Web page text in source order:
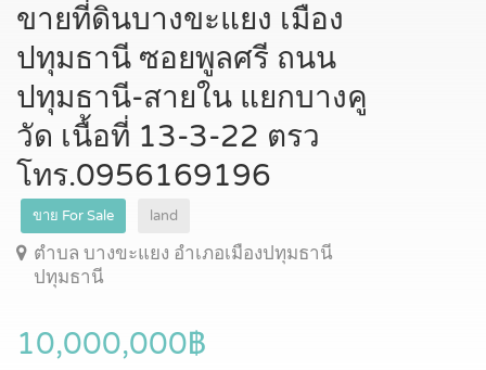
ขายที่ดินบางขะแยง เมือง
ปทุมธานี ซอยพูลศรี ถนน
ปทุมธานี-สายใน แยกบางคู
วัด เนื้อที่ 13-3-22 ตรว
โทร.0956169196
ขาย For Sale land
ตำบล บางขะแยง อำเภอเมืองปทุมธานี
ปทุมธานี
10,000,000฿